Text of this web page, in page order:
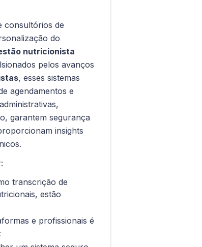
consultórios de
do
nutricionista
pelos avanços
, esses sistemas
agendamentos e
garantem segurança
insights
transcrição de
estão
e profissionais é